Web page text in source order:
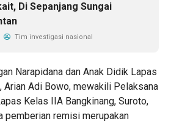
Di Sepanjang Sungai
Tim investigasi nasional
Narapidana dan Anak Didik Lapas
Arian Adi Bowo, mewakili Pelaksana
Kelas IIA Bangkinang, Suroto,
pemberian remisi merupakan